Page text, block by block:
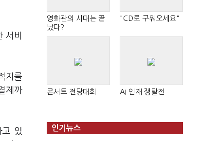
서비
지를
제까
고 있
영화관의 시대는 끝
났다?
"CD로 구워오세요"
콘서트 전당대회 AI 인재 쟁탈전
인기뉴스